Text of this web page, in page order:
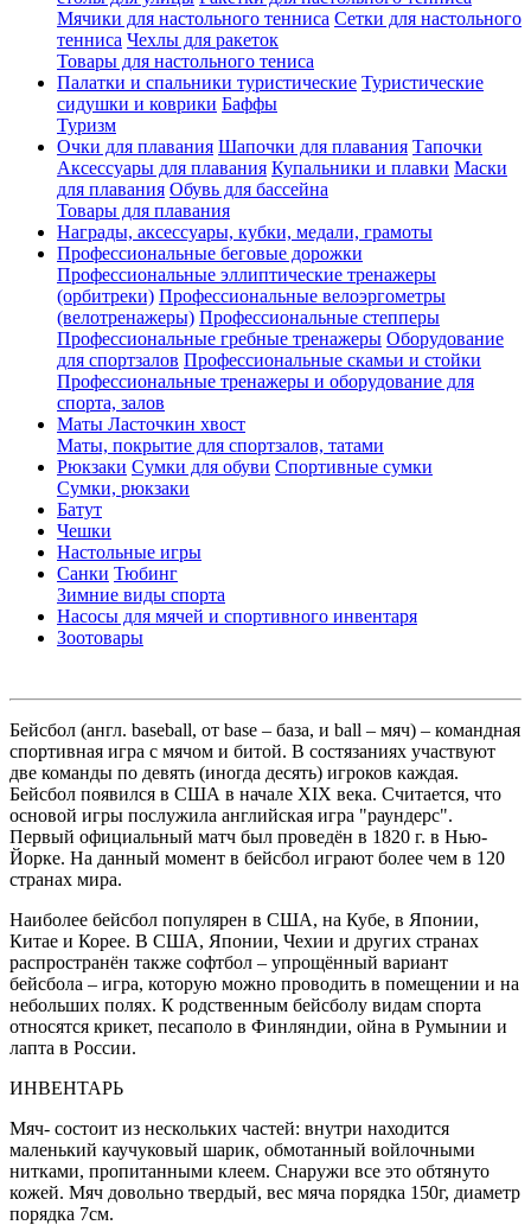
Мячики для настольного тенниса Сетки для настольного
тенниса Чехлы для ракеток
Товары для настольного тениса
Палатки и спальники туристические Туристические
сидушки и коврики Баффы
Туризм
Очки для плавания Шапочки для плавания Тапочки
Аксессуары для плавания Купальники и плавки Маски
для плавания Обувь для бассейна
Товары для плавания
Награды, аксессуары, кубки, медали, грамоты
Профессиональные беговые дорожки
Профессиональные эллиптические тренажеры
(орбитреки) Профессиональные велоэргометры
(велотренажеры) Профессиональные cтепперы
Профессиональные гребные тренажеры Оборудование
для спортзалов Профессиональные скамьи и стойки
Профессиональные тренажеры и оборудование для
спорта, залов
Маты Ласточкин хвост
Маты, покрытие для спортзалов, татами
Рюкзаки Сумки для обуви Спортивные сумки
Сумки, рюкзаки
Батут
Чешки
Настольные игры
Санки Тюбинг
Зимние виды спорта
Насосы для мячей и спортивного инвентаря
Зоотовары
Бейсбол (англ. baseball, от base – база, и ball – мяч) – командная
спортивная игра с мячом и битой. В состязаниях участвуют
две команды по девять (иногда десять) игроков каждая.
Бейсбол появился в США в начале XIX века. Считается, что
основой игры послужила английская игра "раундерс".
Первый официальный матч был проведён в 1820 г. в Нью-
Йорке. На данный момент в бейсбол играют более чем в 120
странах мира.
Наиболее бейсбол популярен в США, на Кубе, в Японии,
Китае и Корее. В США, Японии, Чехии и других странах
распространён также софтбол – упрощённый вариант
бейсбола – игра, которую можно проводить в помещении и на
небольших полях. К родственным бейсболу видам спорта
относятся крикет, песаполо в Финляндии, ойна в Румынии и
лапта в России.
ИНВЕНТАРЬ
Мяч- состоит из нескольких частей: внутри находится
маленький каучуковый шарик, обмотанный войлочными
нитками, пропитанными клеем. Снаружи все это обтянуто
кожей. Мяч довольно твердый, вес мяча порядка 150г, диаметр
порядка 7см.